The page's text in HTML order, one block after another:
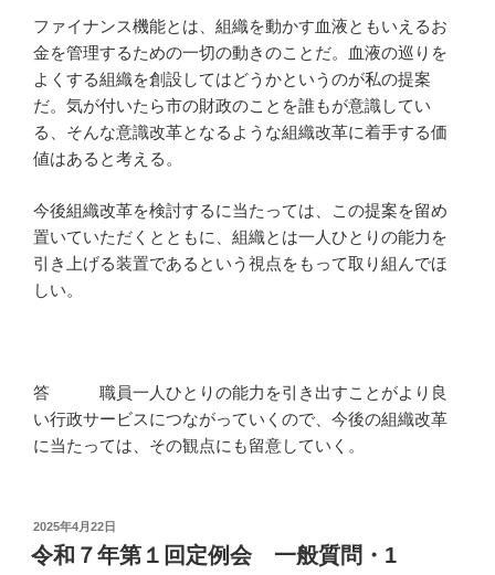
ファイナンス機能とは、組織を動かす血液ともいえるお
金を管理するための一切の動きのことだ。血液の巡りを
よくする組織を創設してはどうかというのが私の提案
だ。気が付いたら市の財政のことを誰もが意識してい
る、そんな意識改革となるような組織改革に着手する価
値はあると考える。
今後組織改革を検討するに当たっては、この提案を留め
置いていただくとともに、組織とは一人ひとりの能力を
引き上げる装置であるという視点をもって取り組んでほ
しい。
答 職員一人ひとりの能力を引き出すことがより良
い行政サービスにつながっていくので、今後の組織改革
に当たっては、その観点にも留意していく。
投
稿
日:
2025年4月22日
令和７年第１回定例会 一般質問・1